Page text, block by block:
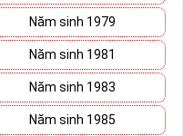
Năm sinh 1979
Năm sinh 1981
Năm sinh 1983
Năm sinh 1985